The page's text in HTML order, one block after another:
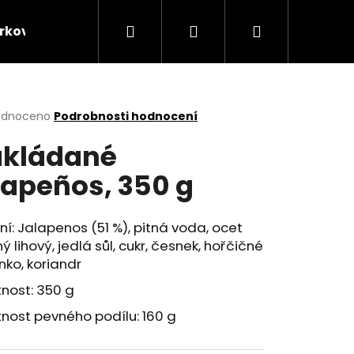
balíčky Kontakt Velkoobchodní
Hledat PřihlášeníNákupní
Podrobnosti hodnocení
350 g
Jalapenos (51 %), pitná voda, ocet
lihový, jedlá sůl, cukr, česnek, hořčičné
koriandr
350 g
pevného podílu: 160 g